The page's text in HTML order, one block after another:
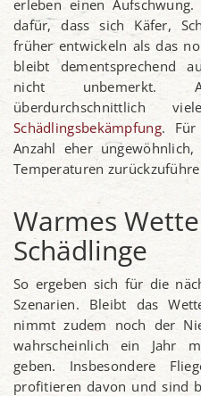
erleben einen
dafür, dass sich Käfer,
früher entwickeln als das
bleibt dementsprechend
nicht unbemerkt.
überdurchschnittlich
Schädlingsbekämpfung. Für
Anzahl eher
Temperaturen
Warmes
Schädlinge
So ergeben sich für die
Szenarien. Bleibt das
nimmt zudem noch der
wahrscheinlich ein Jahr
geben. Insbesondere
profitieren davon und sind